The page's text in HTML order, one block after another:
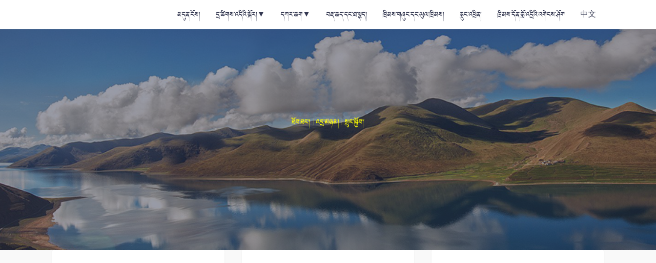
མདུན་ངོས། དྲ་ཚིགས་འདིའི་སྐོར།▼ དཀར་ཆག▼ བརྡ་ཆད་དང་ཐ་སྙད། ཁྲིམས་གཞུང་དང་ཡུལ་ཁྲིམས། རླུང་འཕྲིན། ཁྲིམས་དོན་བློ་འདྲིའི་འགེངས་ཤོག 中文
ཐོབ་ཐང་། | འདྲ་མཉམ། | སྲུང་སྐྱོབ་།